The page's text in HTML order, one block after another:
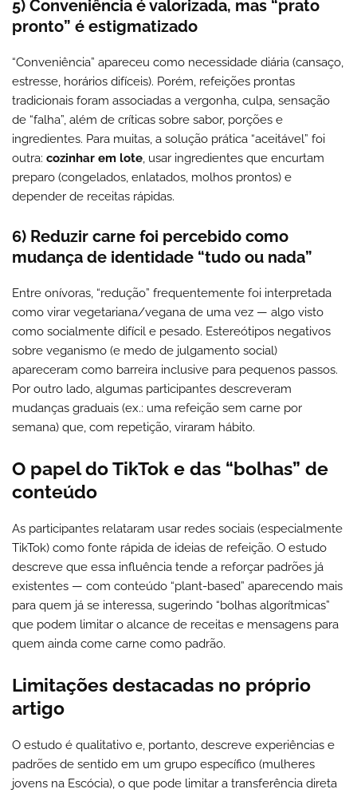
5) Conveniência é valorizada, mas “prato
pronto” é estigmatizado
“Conveniência” apareceu como necessidade diária (cansaço,
estresse, horários difíceis). Porém, refeições prontas
tradicionais foram associadas a vergonha, culpa, sensação
de “falha”, além de críticas sobre sabor, porções e
ingredientes. Para muitas, a solução prática “aceitável” foi
outra: cozinhar em lote, usar ingredientes que encurtam
preparo (congelados, enlatados, molhos prontos) e
depender de receitas rápidas.
6) Reduzir carne foi percebido como
mudança de identidade “tudo ou nada”
Entre onívoras, “redução” frequentemente foi interpretada
como virar vegetariana/vegana de uma vez — algo visto
como socialmente difícil e pesado. Estereótipos negativos
sobre veganismo (e medo de julgamento social)
apareceram como barreira inclusive para pequenos passos.
Por outro lado, algumas participantes descreveram
mudanças graduais (ex.: uma refeição sem carne por
semana) que, com repetição, viraram hábito.
O papel do TikTok e das “bolhas” de
conteúdo
As participantes relataram usar redes sociais (especialmente
TikTok) como fonte rápida de ideias de refeição. O estudo
descreve que essa influência tende a reforçar padrões já
existentes — com conteúdo “plant-based” aparecendo mais
para quem já se interessa, sugerindo “bolhas algorítmicas”
que podem limitar o alcance de receitas e mensagens para
quem ainda come carne como padrão.
Limitações destacadas no próprio
artigo
O estudo é qualitativo e, portanto, descreve experiências e
padrões de sentido em um grupo específico (mulheres
jovens na Escócia), o que pode limitar a transferência direta